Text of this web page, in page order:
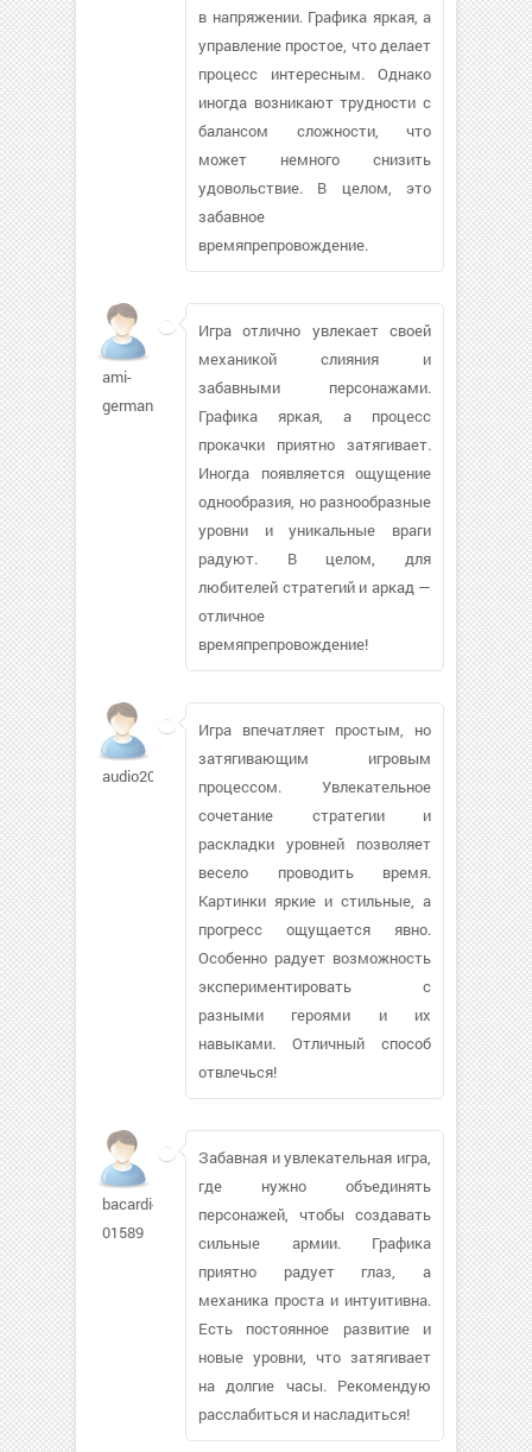
в напряжении. Графика яркая, а
управление простое, что делает
процесс интересным. Однако
иногда возникают трудности с
балансом сложности, что
может немного снизить
удовольствие. В целом, это
забавное
времяпрепровождение.
ami-
german
Игра отлично увлекает своей
механикой слияния и
забавными персонажами.
Графика яркая, а процесс
прокачки приятно затягивает.
Иногда появляется ощущение
однообразия, но разнообразные
уровни и уникальные враги
радуют. В целом, для
любителей стратегий и аркад —
отличное
времяпрепровождение!
audio2000
Игра впечатляет простым, но
затягивающим игровым
процессом. Увлекательное
сочетание стратегии и
раскладки уровней позволяет
весело проводить время.
Картинки яркие и стильные, а
прогресс ощущается явно.
Особенно радует возможность
экспериментировать с
разными героями и их
навыками. Отличный способ
отвлечься!
bacardi-
01589
Забавная и увлекательная игра,
где нужно объединять
персонажей, чтобы создавать
сильные армии. Графика
приятно радует глаз, а
механика проста и интуитивна.
Есть постоянное развитие и
новые уровни, что затягивает
на долгие часы. Рекомендую
расслабиться и насладиться!